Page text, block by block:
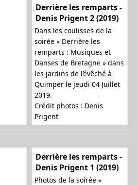
Derrière les remparts -
Denis Prigent 2 (2019)
Dans les coulisses de la
soirée « Derrière les
remparts : Musiques et
Danses de Bretagne » dans
les jardins de l’évêché à
Quimper le jeudi 04 Juillet
2019.
Crédit photos : Denis
Prigent
Derrière les remparts -
Denis Prigent 1 (2019)
Photos de la soirée «